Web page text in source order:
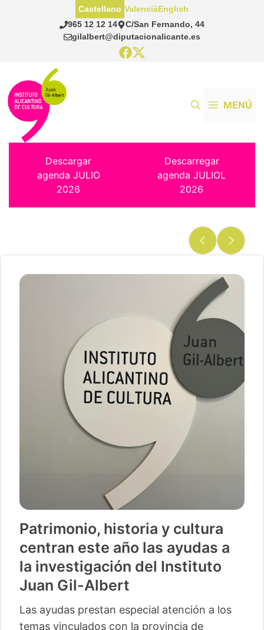
965 12 12 14
C/San Fernando, 44
gilalbert@diputacionalicante.es
Castellano ValenciàEnglish
MENÚ
Descargar
agenda JULIO
2026
Descarregar
agenda JULIOL
2026
Patrimonio, historia y cultura
centran este año las ayudas a
la investigación del Instituto
Juan Gil-Albert
Las ayudas prestan especial atención a los
temas vinculados con la provincia de